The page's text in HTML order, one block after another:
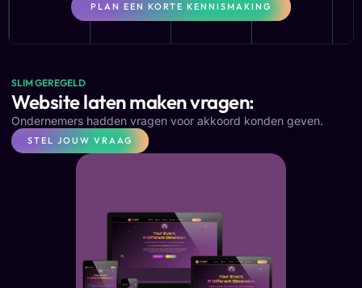
PLAN EEN KORTE KENNISMAKING
SLIM GEREGELD
Website laten maken vragen:
Ondernemers hadden vragen voor akkoord konden geven.
STEL JOUW VRAAG